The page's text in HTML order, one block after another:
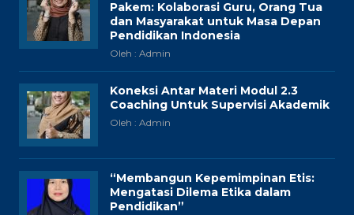
Pakem: Kolaborasi Guru, Orang Tua
dan Masyarakat untuk Masa Depan
Pendidikan Indonesia
Oleh : Admin
Koneksi Antar Materi Modul 2.3
Coaching Untuk Supervisi Akademik
Oleh : Admin
“Membangun Kepemimpinan Etis:
Mengatasi Dilema Etika dalam
Pendidikan”